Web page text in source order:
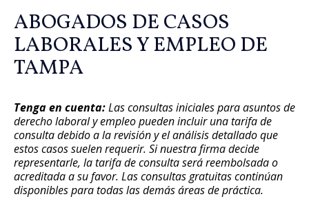
ABOGADOS DE CASOS
LABORALES Y EMPLEO DE
TAMPA
Tenga en cuenta:Las consultas iniciales para asuntos de
derecho laboral y empleo pueden incluir una tarifa de
consulta debido a la revisión y el análisis detallado que
estos casos suelen requerir. Si nuestra firma decide
representarle, la tarifa de consulta será reembolsada o
acreditada a su favor. Las consultas gratuitas continúan
disponibles para todas las demás áreas de práctica.